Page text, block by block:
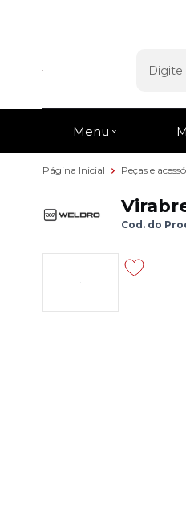
Menu
Página Inicial Peças e
Cod. do